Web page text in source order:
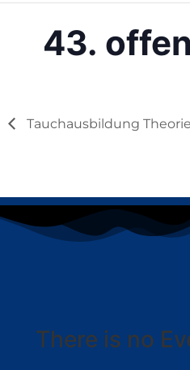
43.
Tauchausbildung
There is no